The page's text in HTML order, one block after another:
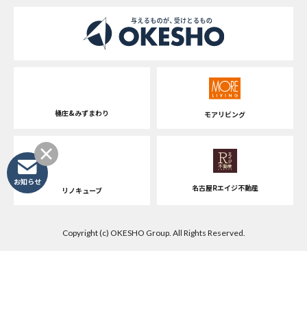
桶庄&みずまわり モアリビング
リノキューブ 名古屋Rエイジ不動産
Copyright (c) OKESHO Group. All Rights Reserved.
お知らせ